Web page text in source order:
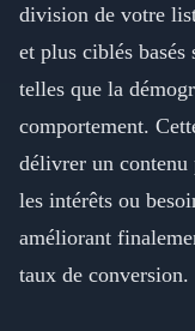
division de votre
et plus ciblés basés
telles que la
comportement.
délivrer un contenu
les intérêts ou
améliorant
taux de conversion.